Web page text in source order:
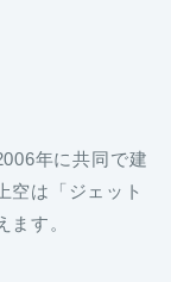
年に共同で建
空は「ジェット
す。